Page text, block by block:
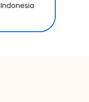
Indonesia